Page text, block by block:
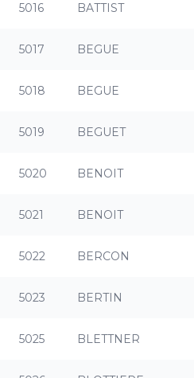
5016 BATTIST
5017 BEGUE
5018 BEGUE
5019 BEGUET
5020 BENOIT
5021 BENOIT
5022 BERCON
5023 BERTIN
5025 BLETTNER